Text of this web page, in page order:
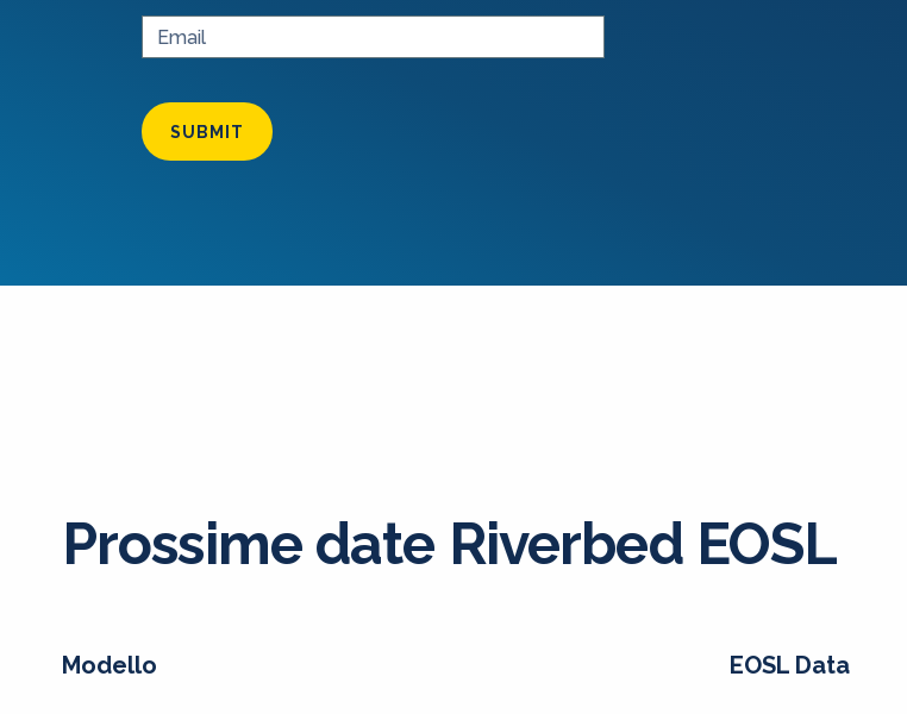
SUBMIT
Prossime date Riverbed EOSL
Modello EOSL Data